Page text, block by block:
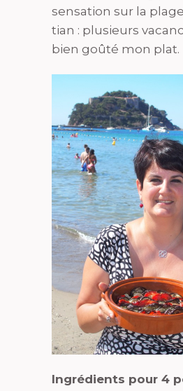
sensation sur la
tian : plusieurs
bien goûté mon plat.
Ingrédients pour 4